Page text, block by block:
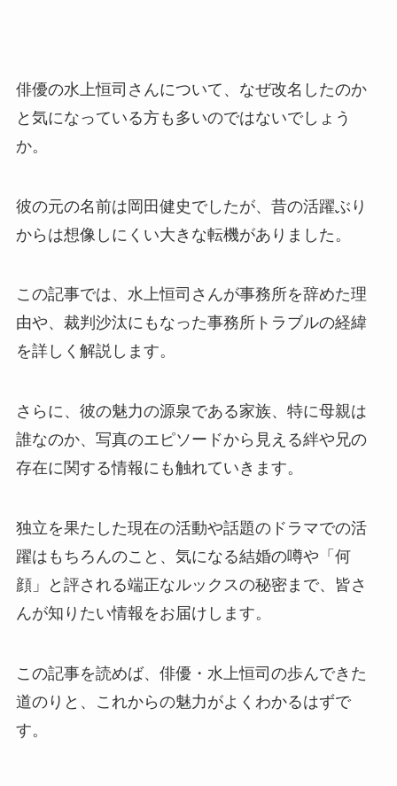
俳優の水上恒司さんについて、なぜ改名したのか
と気になっている方も多いのではないでしょう
か。
彼の元の名前は岡田健史でしたが、昔の活躍ぶり
からは想像しにくい大きな転機がありました。
この記事では、水上恒司さんが事務所を辞めた理
由や、裁判沙汰にもなった事務所トラブルの経緯
を詳しく解説します。
さらに、彼の魅力の源泉である家族、特に母親は
誰なのか、写真のエピソードから見える絆や兄の
存在に関する情報にも触れていきます。
独立を果たした現在の活動や話題のドラマでの活
躍はもちろんのこと、気になる結婚の噂や「何
顔」と評される端正なルックスの秘密まで、皆さ
んが知りたい情報をお届けします。
この記事を読めば、俳優・水上恒司の歩んできた
道のりと、これからの魅力がよくわかるはずで
す。